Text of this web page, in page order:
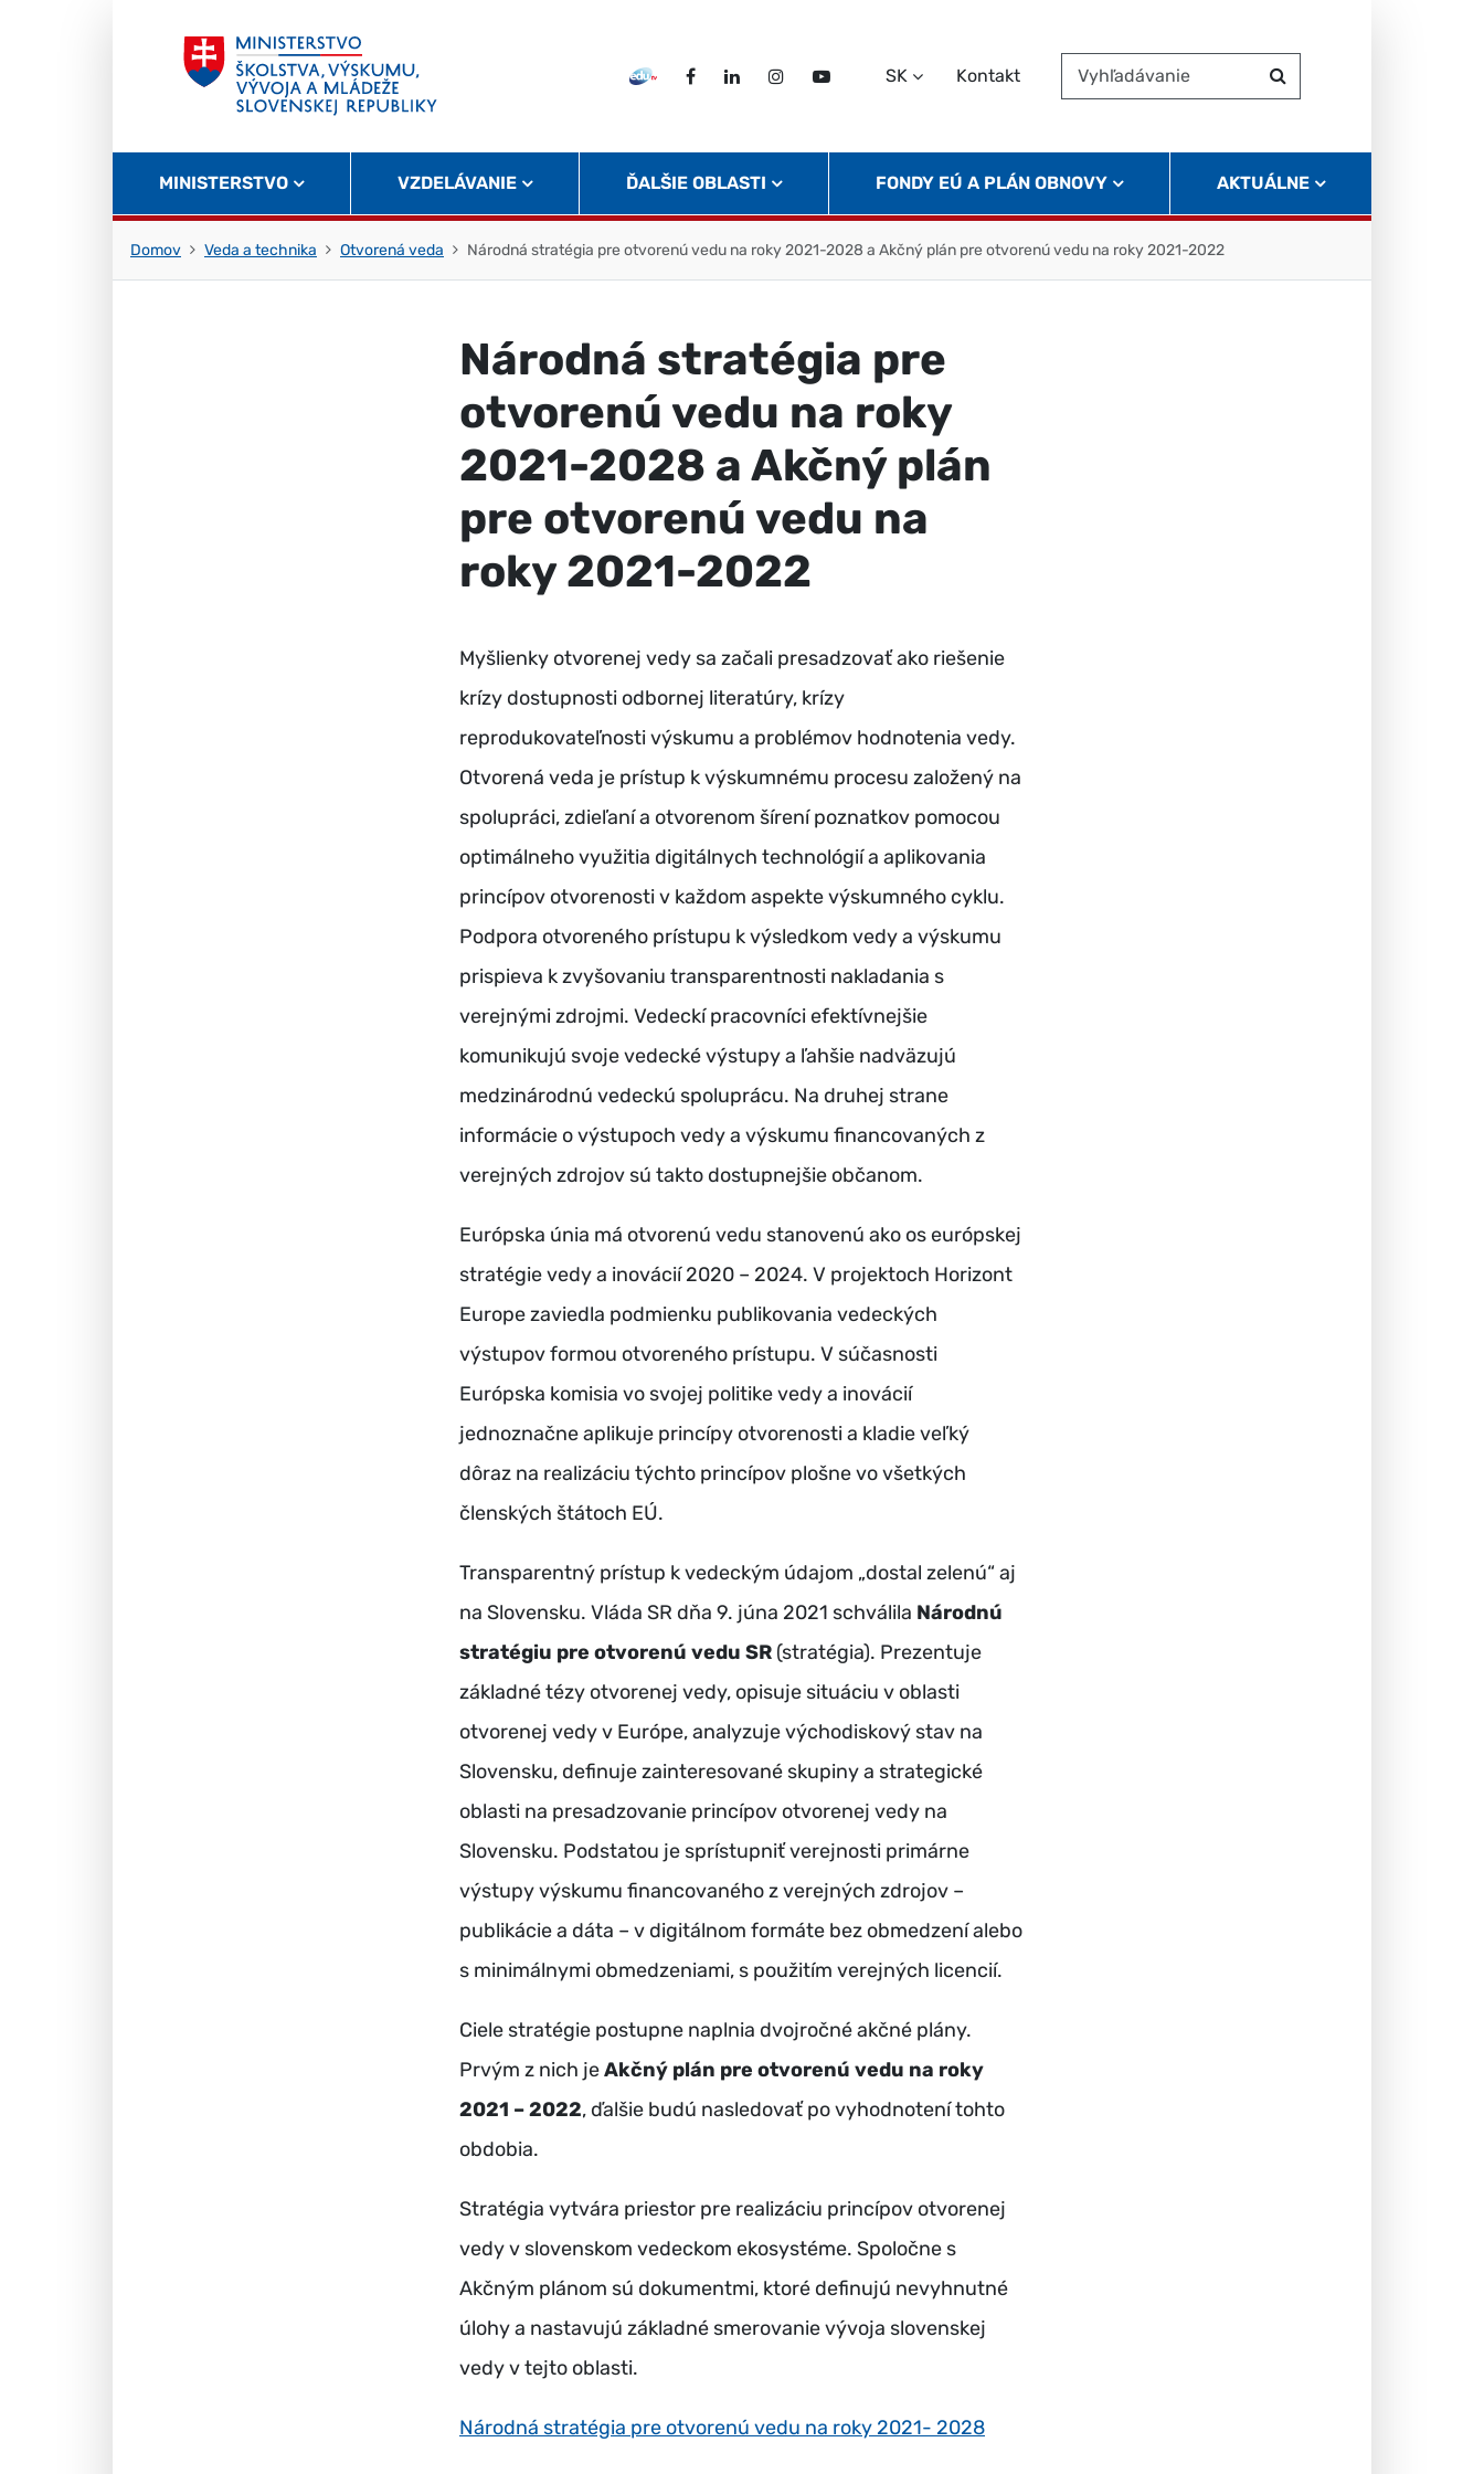
EDU TVFacebookLinkedInInstagram
Twitter
SK Kontakt
Vyhľadávanie
Hľadať
MINISTERSTVO VZDELÁVANIE ĎALŠIE OBLASTI FONDY EÚ A PLÁN OBNOVY AKTUÁLNE
Domov Veda a technika Otvorená veda Národná stratégia pre otvorenú vedu na roky 2021-2028 a Akčný plán pre otvorenú vedu na roky 2021-2022
Národná stratégia pre
otvorenú vedu na roky
2021-2028 a Akčný plán
pre otvorenú vedu na
roky 2021-2022
Myšlienky otvorenej vedy sa začali presadzovať ako riešenie
krízy dostupnosti odbornej literatúry, krízy
reprodukovateľnosti výskumu a problémov hodnotenia vedy.
Otvorená veda je prístup k výskumnému procesu založený na
spolupráci, zdieľaní a otvorenom šírení poznatkov pomocou
optimálneho využitia digitálnych technológií a aplikovania
princípov otvorenosti v každom aspekte výskumného cyklu.
Podpora otvoreného prístupu k výsledkom vedy a výskumu
prispieva k zvyšovaniu transparentnosti nakladania s
verejnými zdrojmi. Vedeckí pracovníci efektívnejšie
komunikujú svoje vedecké výstupy a ľahšie nadväzujú
medzinárodnú vedeckú spoluprácu. Na druhej strane
informácie o výstupoch vedy a výskumu financovaných z
verejných zdrojov sú takto dostupnejšie občanom.
Európska únia má otvorenú vedu stanovenú ako os európskej
stratégie vedy a inovácií 2020 – 2024. V projektoch Horizont
Europe zaviedla podmienku publikovania vedeckých
výstupov formou otvoreného prístupu. V súčasnosti
Európska komisia vo svojej politike vedy a inovácií
jednoznačne aplikuje princípy otvorenosti a kladie veľký
dôraz na realizáciu týchto princípov plošne vo všetkých
členských štátoch EÚ.
Transparentný prístup k vedeckým údajom „dostal zelenú“ aj
na Slovensku. Vláda SR dňa 9. júna 2021 schválila Národnú
stratégiu pre otvorenú vedu SR (stratégia). Prezentuje
základné tézy otvorenej vedy, opisuje situáciu v oblasti
otvorenej vedy v Európe, analyzuje východiskový stav na
Slovensku, definuje zainteresované skupiny a strategické
oblasti na presadzovanie princípov otvorenej vedy na
Slovensku. Podstatou je sprístupniť verejnosti primárne
výstupy výskumu financovaného z verejných zdrojov –
publikácie a dáta – v digitálnom formáte bez obmedzení alebo
s minimálnymi obmedzeniami, s použitím verejných licencií.
Ciele stratégie postupne naplnia dvojročné akčné plány.
Prvým z nich jeAkčný plán pre otvorenú vedu na roky
2021 – 2022, ďalšie budú nasledovať po vyhodnotení tohto
obdobia.
Stratégia vytvára priestor pre realizáciu princípov otvorenej
vedy v slovenskom vedeckom ekosystéme. Spoločne s
Akčným plánom sú dokumentmi, ktoré definujú nevyhnutné
úlohy a nastavujú základné smerovanie vývoja slovenskej
vedy v tejto oblasti.
Národná stratégia pre otvorenú vedu na roky 2021- 2028